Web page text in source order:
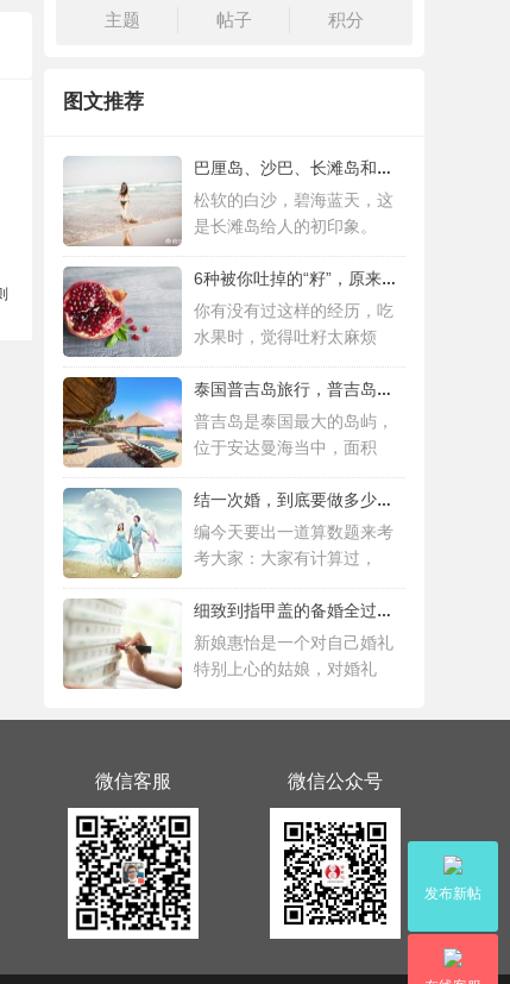
主题 帖子 积分
图文推荐
巴厘岛、沙巴、长滩岛和普吉岛，哪个更值得
松软的白沙，碧海蓝天，这
是长滩岛给人的初印象。
6种被你吐掉的“籽”，原来是果蔬界的营养
你有没有过这样的经历，吃
水果时，觉得吐籽太麻烦
泰国普吉岛旅行，普吉岛是泰国最大的岛屿
普吉岛是泰国最大的岛屿，
位于安达曼海当中，面积
结一次婚，到底要做多少件准备工作 |备婚清
编今天要出一道算数题来考
考大家：大家有计算过，
细致到指甲盖的备婚全过程，这位“挑剔”新
新娘惠怡是一个对自己婚礼
特别上心的姑娘，对婚礼
发布新帖
微信客服 微信公众号